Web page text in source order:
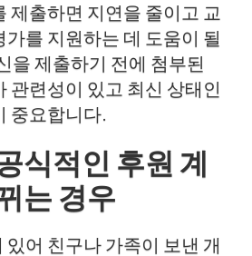
제출하면 지연을 줄이고 교
를 지원하는 데 도움이 될
을 제출하기 전에 첨부된
관련성이 있고 최신 상태인
중요합니다.
식적인 후원 계
는 경우
있어 친구나 가족이 보낸 개